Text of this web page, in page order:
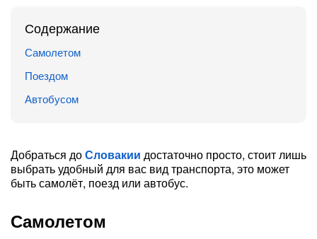
Содержание
Самолетом
Поездом
Автобусом
Добраться доСловакии достаточно просто, стоит лишь
выбрать удобный для вас вид транспорта, это может
быть самолёт, поезд или автобус.
Самолетом